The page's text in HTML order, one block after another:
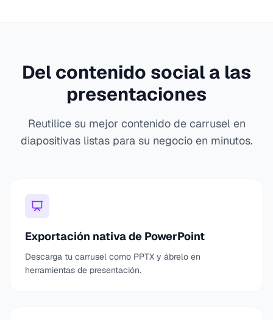
Del contenido social a las
presentaciones
Reutilice su mejor contenido de carrusel en
diapositivas listas para su negocio en minutos.
Exportación nativa de PowerPoint
Descarga tu carrusel como PPTX y ábrelo en
herramientas de presentación.